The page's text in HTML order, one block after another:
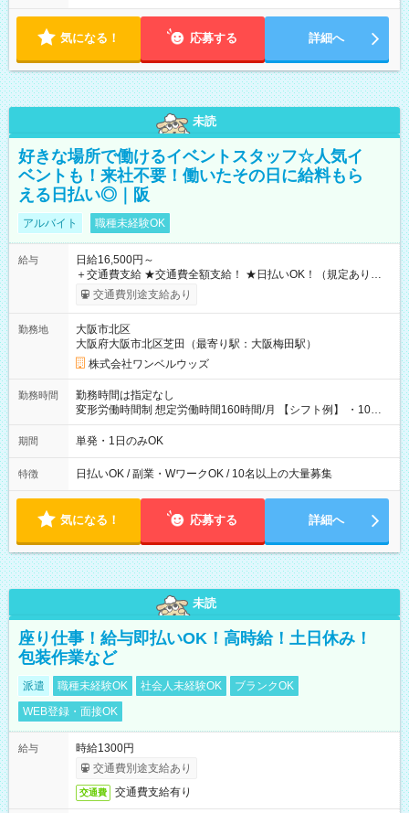
気になる！ 応募する 詳細へ
未読
好きな場所で働けるイベントスタッフ☆人気イ
ベントも！来社不要！働いたその日に給料もら
える日払い◎｜阪
アルバイト 職種未経験OK
給与
日給16,500円～
＋交通費支給 ★交通費全額支給！ ★日払いOK！（規定あり） ┗
働いたその日に現金GET♪ お仕事後はコンビニATMから 日払
交通費別途支給あり
勤務地
大阪市北区
大阪府大阪市北区芝田（最寄り駅：大阪梅田駅）
株式会社ワンベルウッズ
勤務時間
勤務時間は指定なし
変形労働時間制 想定労働時間160時間/月 【シフト例】 ・10：
00～20：00
期間 単発・1日のみOK
特徴 日払いOK / 副業・WワークOK / 10名以上の大量募集
気になる！ 応募する 詳細へ
未読
座り仕事！給与即払いOK！高時給！土日休み！
包装作業など
派遣 職種未経験OK 社会人未経験OK
ブランクOK
WEB登録・面接OK
給与
時給1300円
交通費別途支給あり
交通費 交通費支給有り